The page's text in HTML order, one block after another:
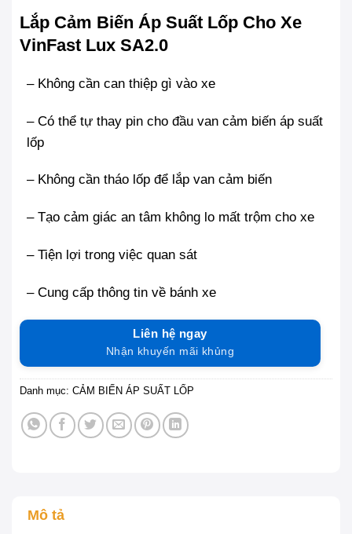
Lắp Cảm Biến Áp Suất Lốp Cho Xe
VinFast Lux SA2.0
– Không cần can thiệp gì vào xe
– Có thể tự thay pin cho đầu van cảm biến áp suất
lốp
– Không cần tháo lốp để lắp van cảm biến
– Tạo cảm giác an tâm không lo mất trộm cho xe
– Tiện lợi trong việc quan sát
– Cung cấp thông tin về bánh xe
Liên hệ ngay
Nhận khuyến mãi khủng
Danh mục: CẢM BIẾN ÁP SUẤT LỐP
Mô tả